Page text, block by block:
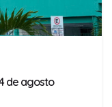
de agosto